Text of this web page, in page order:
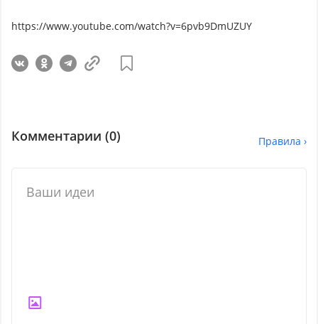
https://www.youtube.com/watch?v=6pvb9DmUZUY
Комментарии (0) Правила ›